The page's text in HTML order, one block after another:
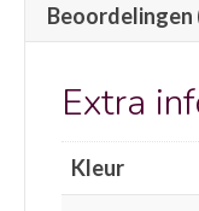
Beoordelingen
Extra
Kleur